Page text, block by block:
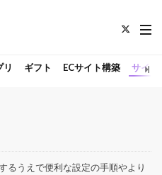
リ ギフト ECサイト構築 サイト
るうえで便利な設定の手順やより